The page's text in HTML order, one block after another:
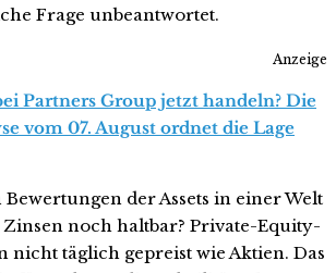
Frage unbeantwortet.
Anzeige
Partners Group jetzt handeln? Die
vom 07. August ordnet die Lage
der Assets in einer Welt
noch haltbar? Private-Equity-
nicht täglich gepreist wie Aktien. Das